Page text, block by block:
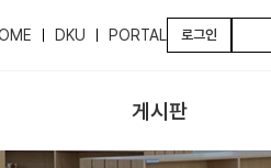
DKU PORTAL 로그인
게시판